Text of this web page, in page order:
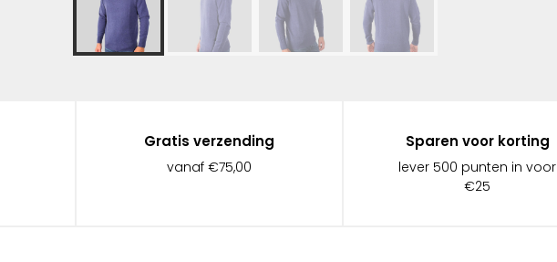
Gratis verzending
vanaf €75,00
Sparen voor korting
lever 500 punten in voor
€25